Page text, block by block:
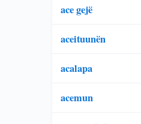
ace gejë
aceituunën
acalapa
acemun